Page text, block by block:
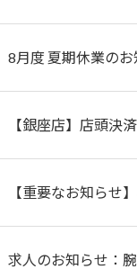
8月度 夏期休業のお
【銀座店】店頭決
【重要なお知らせ
求人のお知らせ：